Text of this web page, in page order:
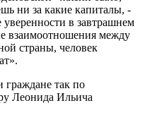
ни за какие капиталы, -
в завтрашнем
взаимоотношения между
страны, человек
так по
Леонида Ильича